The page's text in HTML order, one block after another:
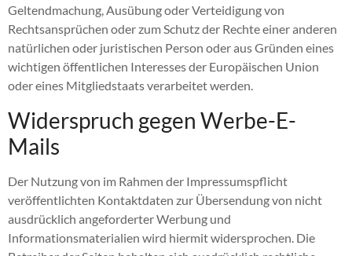
Geltendmachung, Ausübung oder Verteidigung von
Rechtsansprüchen oder zum Schutz der Rechte einer anderen
natürlichen oder juristischen Person oder aus Gründen eines
wichtigen öffentlichen Interesses der Europäischen Union
oder eines Mitgliedstaats verarbeitet werden.
Widerspruch gegen Werbe-E-
Mails
Der Nutzung von im Rahmen der Impressumspflicht
veröffentlichten Kontaktdaten zur Übersendung von nicht
ausdrücklich angeforderter Werbung und
Informationsmaterialien wird hiermit widersprochen. Die